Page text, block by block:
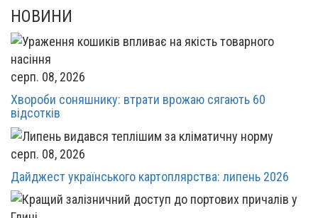
НОВИНИ
серп. 08, 2026
Хвороби соняшнику: втрати врожаю сягають 60
відсотків
серп. 08, 2026
Дайджест українського картоплярства: липень 2026